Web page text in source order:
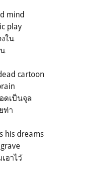
mind
play
ใน
cartoon
ดเป็นจุล
ท่า
his dreams
อาไว้